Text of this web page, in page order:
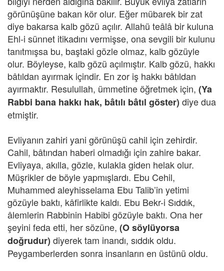
görünüşüne bakan kör olur. Eğer mübarek bir zat
diye bakarsa kalb gözü açılır. Allahü teâlâ bir kuluna
Ehl-i sünnet itikadını vermişse, ona sevgili bir kulunu
tanıtmışsa bu, baştaki gözle olmaz, kalb gözüyle
olur. Böyleyse, kalb gözü açılmıştır. Kalb gözü, hakkı
bâtıldan ayırmak içindir. En zor iş hakkı bâtıldan
ayırmaktır. Resulullah, ümmetine öğretmek için, (Ya
Rabbi bana hakkı hak, bâtılı bâtıl göster) diye dua
etmiştir.
Evliyanın zahiri yani görünüşü cahil için zehirdir.
Cahil, bâtından haberi olmadığı için zahire bakar.
Evliyaya, akılla, gözle, kulakla giden helak olur.
Müşrikler de böyle yapmışlardı. Ebu Cehil,
Muhammed aleyhisselama Ebu Talib’in yetimi
gözüyle baktı, kâfirlikte kaldı. Ebu Bekr-i Sıddık,
âlemlerin Rabbinin Habibi gözüyle baktı. Ona her
şeyini feda etti, her sözüne, (O söylüyorsa
doğrudur) diyerek tam inandı, sıddık oldu.
Peygamberlerden sonra insanların en üstünü oldu.